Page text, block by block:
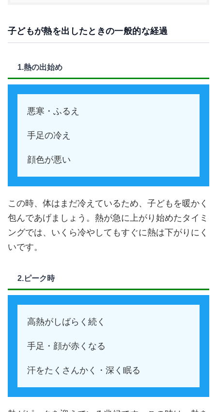
子どもが熱を出したときの一般的な経過
1.熱の出始め
悪寒・ふるえ
手足の冷え
顔色が悪い
この時、体はまだ冷えているため、子どもを暖かく
包んであげましょう。熱が急に上がり始めたタイミ
ングでは、いくら冷やしてもすぐに熱は下がりにく
いです。
2.ピーク時
高熱がしばらく続く
手足・顔が赤くなる
汗をたくさんかく・深く眠る